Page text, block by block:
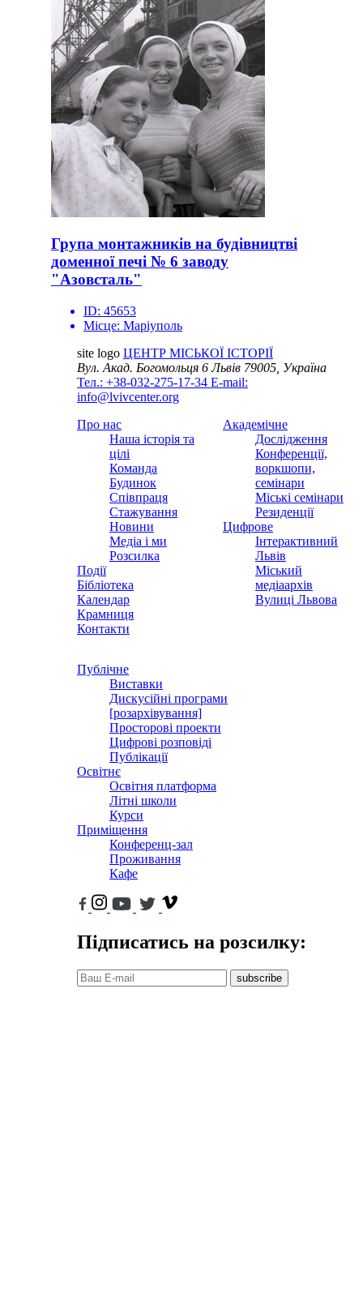
Група монтажників на будівництві
доменної печі № 6 заводу
"Азовсталь"
ID: 45653
Місце: Маріуполь
site logo ЦЕНТР МІСЬКОЇ ІСТОРІЇ
Вул. Акад. Богомольця 6Львів 79005, Україна
Тел.: +38-032-275-17-34 E-mail:
info@lvivcenter.org
Про нас
Наша історія та
цілі
Команда
Будинок
Співпраця
Стажування
Новини
Медіа і ми
Розсилка
Події
Бібліотека
Календар
Крамниця
Контакти
Академічне
Дослідження
Конференції,
воркшопи,
семінари
Міські семінари
Резиденції
Цифрове
Інтерактивний
Львів
Міський
медіаархів
Вулиці Львова
Публічне
Виставки
Дискусійні програми
[розархівування]
Просторові проекти
Цифрові розповіді
Публікації
Освітнє
Освітня платформа
Літні школи
Курси
Приміщення
Конференц-зал
Проживання
Кафе
Підписатись на розсилку:
subscribe